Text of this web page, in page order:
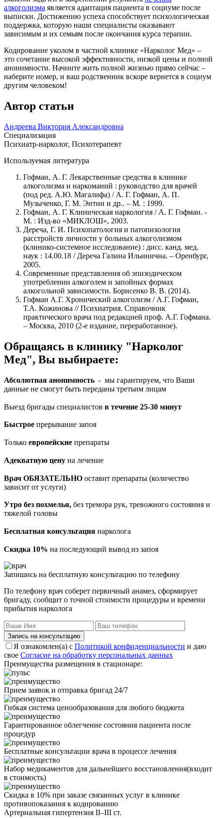
алкоголизма является адаптация пациента в социуме после
выписки. Достижению успеха способствует психологическая
поддержка, которую наши специалисты оказывают
зависимым и их семьям после окончания курса терапии.
Кодирование уколом в частной клинике «Нарколог Мед» –
это сочетание высокой эффективности, низкой цены и полной
анонимности. Начните жить полной жизнью прямо сейчас –
наберите номер, и ваш родственник вскоре вернется в социум
другим человеком!
Автор статьи
Андреева Виктория Александровна
Специализация
Психиатр-нарколог, Психотерапевт
Используемая литература
Гофман, А. Г. Лекарственные средства в клинике
алкоголизма и наркоманий : руководство для врачей
(под ред. А.Ю. Магалифа) / А. Г. Гофман, А. П.
Музыченко, Г. М. Энтин и др.. – М. : 1999.
Гофман, А. Г. Клиническая наркология / А. Г. Гофман. -
М. : Изд-во «МИКЛОШ», 2003.
Дереча, Г. И. Психопатология и патопихология
расстройств личности у больных алкоголизмом
(клинико-системное исследование) : дисс. канд. мед.
наук : 14.00.18 / Дереча Галина Ильинична. – Оренбург,
2005.
Современные представления об эпизодическом
употреблении алкоголем и запойных формах
алкогольной зависимости. Борисенко В. В. (2014).
Гофман А.Г. Хронический алкоголизм / А.Г. Гофман,
Т.А. Кожинова // Психиатрия. Справочник
практического врача под редакцией проф. А.Г. Гофмана.
– Москва, 2010 (2-е издание, переработанное).
Обращаясь в клинику "Нарколог
Мед", Вы выбираете:
Абсолютная анонимность - мы гарантируем, что Ваши
данные не смогут быть переданы третьим лицам
Выезд бригады специалистов в течение 25-30 минут
Быстрое прерывание запоя
Только европейские препараты
Адекватную цену на лечение
Врач ОБЯЗАТЕЛЬНО оставит препараты (количество
зависит от услуги)
Утро без похмелья, без тремора рук, тревожного состояния и
тяжелой головы
Бесплатная консультация нарколога
Скидка 10% на последующий вывод из запоя
Запишись на бесплатную консультацию по телефону
По телефону врач соберет первичный анамез, сформирует
бригаду, сообщит о точной стоимости процедуры и времени
прибытия нарколога
Запись на консультацию
Я ознакомлен(а) с Политикой конфиденциальности и даю
свое Согласие на обработку персональных данных
Преимущества размещения в стационаре:
Прием заявок и отправка бригад 24/7
Гибкая система ценообразования для любого бюджета
Гарантированное облегчение состояния пациента после
процедур
Бесплатные консультации врача в процессе лечения
Набор медикаментов для дальнейшего восстановления(входит
в стоимость)
Скидка в 10% при заказе связанных услуг в клинике
противопоказания к кодированию
Артериальная гипертензия II–III ст.